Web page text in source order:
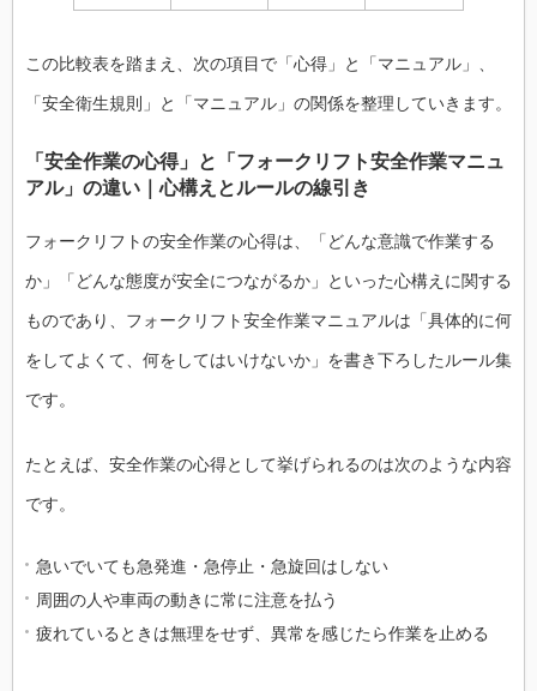
この比較表を踏まえ、次の項目で「心得」と「マニュアル」、
「安全衛生規則」と「マニュアル」の関係を整理していきます。
「安全作業の心得」と「フォークリフト安全作業マニュ
アル」の違い｜心構えとルールの線引き
フォークリフトの安全作業の心得は、「どんな意識で作業する
か」「どんな態度が安全につながるか」といった心構えに関する
ものであり、フォークリフト安全作業マニュアルは「具体的に何
をしてよくて、何をしてはいけないか」を書き下ろしたルール集
です。
たとえば、安全作業の心得として挙げられるのは次のような内容
です。
急いでいても急発進・急停止・急旋回はしない
周囲の人や車両の動きに常に注意を払う
疲れているときは無理をせず、異常を感じたら作業を止める